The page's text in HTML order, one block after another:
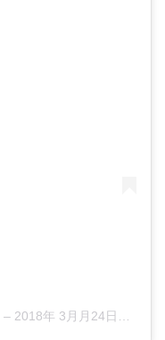
– 2018年 3月月24日午前2時11分PDT